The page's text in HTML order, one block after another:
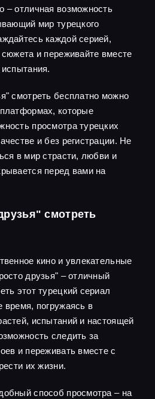
– отличная возможность
мир турецкого
каждой серией,
и переживайте вместе
смотреть бесплатно можно
которые
просмотра турецких
и без регистрации. Не
в мир страсти, любви и
перед вами на
смотреть
кино и увлекательные
друзья" – отличный
этот турецкий сериал
погружаясь в
испытаний и настоящей
следить за
и переживать вместе с
их жизни.
способ просмотра – на